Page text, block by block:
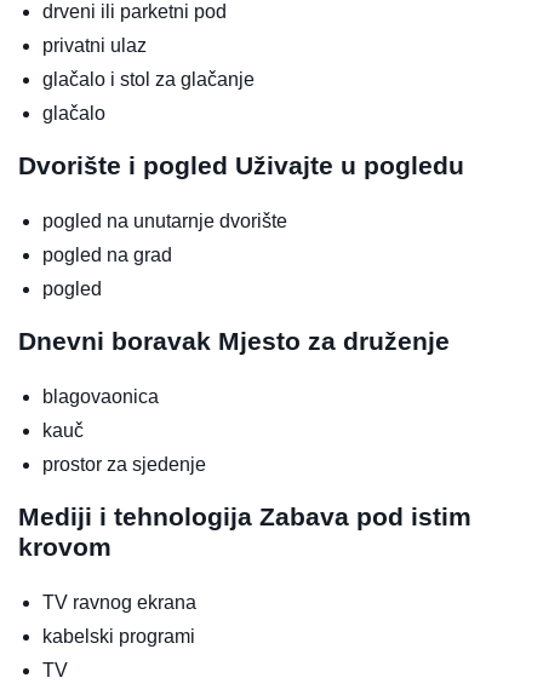
drveni ili parketni pod
privatni ulaz
glačalo i stol za glačanje
glačalo
Dvorište i pogled Uživajte u pogledu
pogled na unutarnje dvorište
pogled na grad
pogled
Dnevni boravak Mjesto za druženje
blagovaonica
kauč
prostor za sjedenje
Mediji i tehnologija Zabava pod istim
krovom
TV ravnog ekrana
kabelski programi
TV